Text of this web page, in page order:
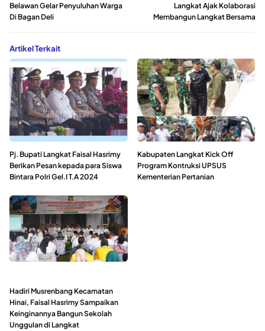
Belawan Gelar Penyuluhan Warga
Di Bagan Deli
Langkat Ajak Kolaborasi
Membangun Langkat Bersama
Artikel Terkait
Pj. Bupati Langkat Faisal Hasrimy
Berikan Pesan kepada para Siswa
Bintara Polri Gel.I T.A 2024
Kabupaten Langkat Kick Off
Program Kontruksi UPSUS
Kementerian Pertanian
Hadiri Musrenbang Kecamatan
Hinai, Faisal Hasrimy Sampaikan
Keinginannya Bangun Sekolah
Unggulan di Langkat